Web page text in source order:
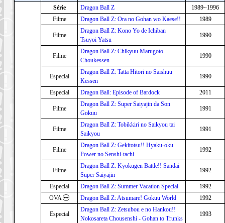
Série Dragon Ball Z
1989~1996
Filme
Dragon Ball Z: Ora no Gohan wo Kaese!! 1989
Filme
Dragon Ball Z: Kono Yo de Ichiban
Tsuyoi Yatsu
1990
Filme
Dragon Ball Z: Chikyuu Marugoto
Choukessen
1990
Especial
Dragon Ball Z: Tatta Hitori no Saishuu
Kessen
1990
Especial Dragon Ball: Episode of Bardock 2011
Filme
Dragon Ball Z: Super Saiyajin da Son
Gokuu
1991
Filme
Dragon Ball Z: Tobikkiri no Saikyou tai
Saikyou
1991
Filme
Dragon Ball Z: Gekitotsu!! Hyaku-oku
Power no Senshi-tachi
1992
Filme
Dragon Ball Z: Kyokugen Battle!! Sandai
Super Saiyajin
1992
Especial Dragon Ball Z: Summer Vacation Special
1992
OVA
Dragon Ball Z: Atsumare! Gokuu World 1992
Especial
Dragon Ball Z: Zetsubou e no Hankou!!
Nokosareta Chousenshi - Gohan to Trunks
1993